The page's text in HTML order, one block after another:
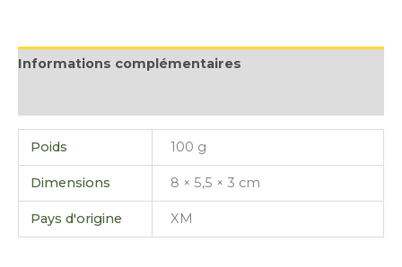
Informations complémentaires
Poids 100 g
Dimensions 8 × 5,5 × 3 cm
Pays d'origine XM